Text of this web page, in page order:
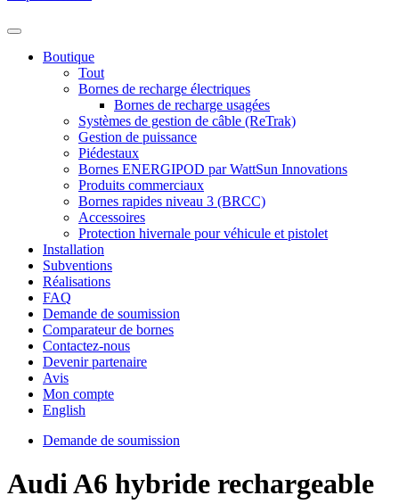
Boutique
Tout
Bornes de recharge électriques
Bornes de recharge usagées
Systèmes de gestion de câble (ReTrak)
Gestion de puissance
Piédestaux
Bornes ENERGIPOD par WattSun Innovations
Produits commerciaux
Bornes rapides niveau 3 (BRCC)
Accessoires
Protection hivernale pour véhicule et pistolet
Installation
Subventions
Réalisations
FAQ
Demande de soumission
Comparateur de bornes
Contactez-nous
Devenir partenaire
Avis
Mon compte
English
Demande de soumission
Audi A6 hybride rechargeable